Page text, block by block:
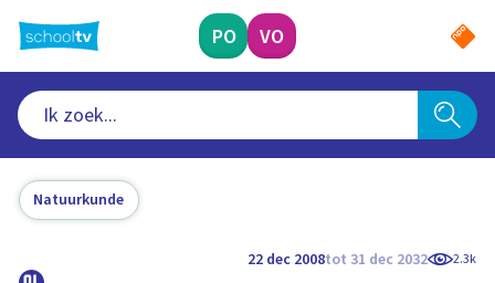
naar
hoofdinhoud
PO VO
Natuurkunde
22 dec 2008tot 31 dec 2032 2.3k